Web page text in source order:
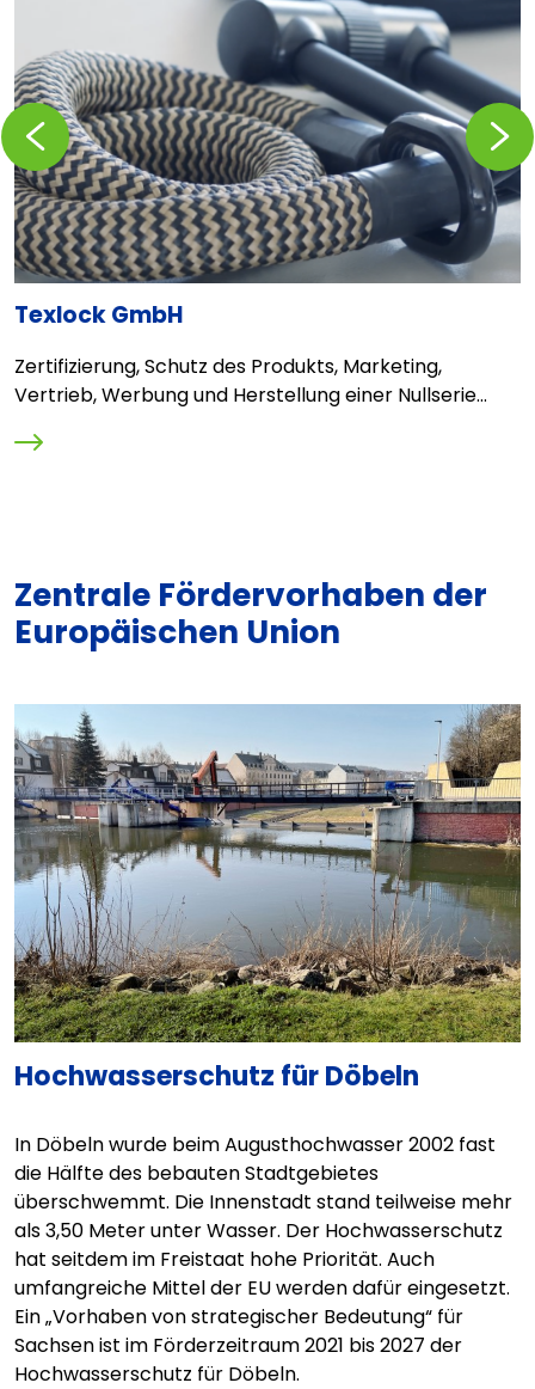
Texlock GmbH
Zertifizierung, Schutz des Produkts, Marketing,
Vertrieb, Werbung und Herstellung einer Nullserie...
Zurückblättern
Zentrale Fördervorhaben der
Europäischen Union
Hochwasserschutz für Döbeln
In Döbeln wurde beim Augusthochwasser 2002 fast
die Hälfte des bebauten Stadtgebietes
überschwemmt. Die Innenstadt stand teilweise mehr
als 3,50 Meter unter Wasser. Der Hochwasserschutz
hat seitdem im Freistaat hohe Priorität. Auch
umfangreiche Mittel der EU werden dafür eingesetzt.
Ein „Vorhaben von strategischer Bedeutung“ für
Sachsen ist im Förderzeitraum 2021 bis 2027 der
Hochwasserschutz für Döbeln.